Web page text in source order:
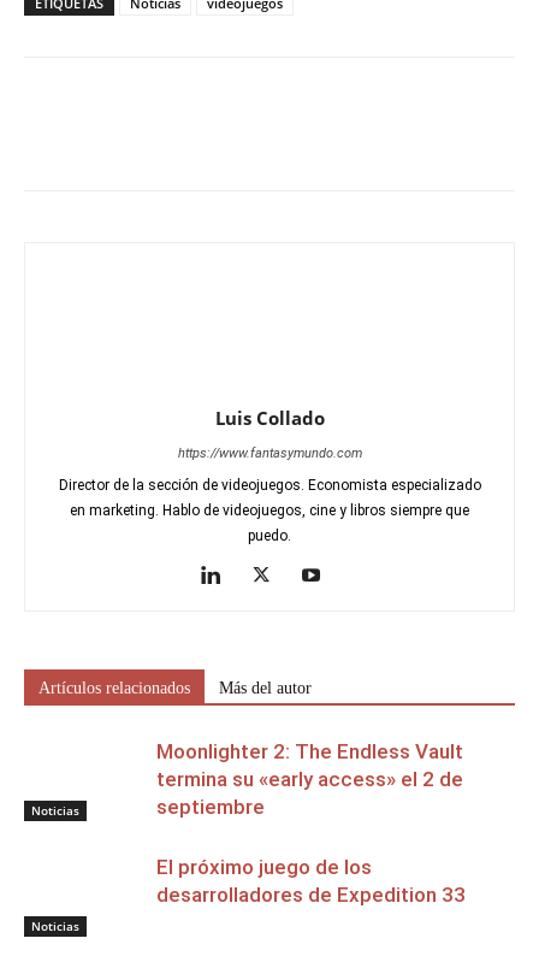
Luis Collado
https://www.fantasymundo.com
Director de la sección de videojuegos. Economista especializado
en marketing. Hablo de videojuegos, cine y libros siempre que
puedo.
Artículos relacionados Más del autor
Noticias
Moonlighter 2: The Endless Vault
termina su «early access» el 2 de
septiembre
Noticias
El próximo juego de los
desarrolladores de Expedition 33